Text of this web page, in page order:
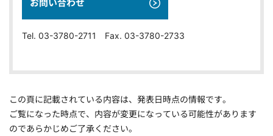
お問い合わせ
Tel. 03-3780-2711 Fax. 03-3780-2733
この頁に記載されている内容は、発表日時点の情報です。
ご覧になった時点で、内容が変更になっている可能性があります
のであらかじめご了承ください。